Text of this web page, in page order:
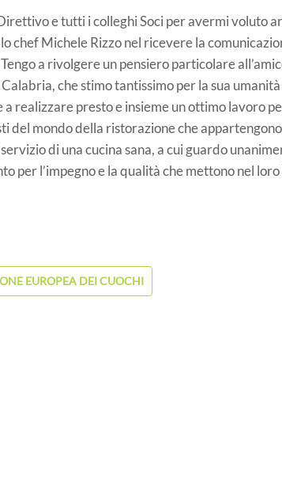
e tutti i colleghi Soci per avermi voluto
chef Michele Rizzo nel ricevere la
a rivolgere un pensiero particolare
che stimo tantissimo per la sua
realizzare presto e insieme un ottimo lavoro
del mondo della ristorazione che
di una cucina sana, a cui guardo
per l’impegno e la qualità che mettono nel loro
EUROPEA DEI CUOCHI